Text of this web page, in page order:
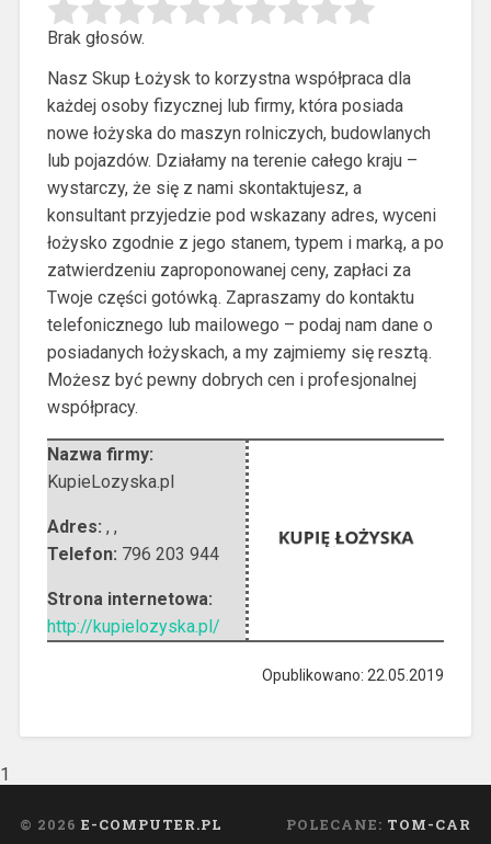
Brak głosów.
Nasz Skup Łożysk to korzystna współpraca dla
każdej osoby fizycznej lub firmy, która posiada
nowe łożyska do maszyn rolniczych, budowlanych
lub pojazdów. Działamy na terenie całego kraju –
wystarczy, że się z nami skontaktujesz, a
konsultant przyjedzie pod wskazany adres, wyceni
łożysko zgodnie z jego stanem, typem i marką, a po
zatwierdzeniu zaproponowanej ceny, zapłaci za
Twoje części gotówką. Zapraszamy do kontaktu
telefonicznego lub mailowego – podaj nam dane o
posiadanych łożyskach, a my zajmiemy się resztą.
Możesz być pewny dobrych cen i profesjonalnej
współpracy.
Nazwa firmy:
KupieLozyska.pl
Adres: , ,
Telefon: 796 203 944
Strona internetowa:
http://kupielozyska.pl/
Opublikowano: 22.05.2019
1
© 2026 E-COMPUTER.PL POLECANE: TOM-CAR